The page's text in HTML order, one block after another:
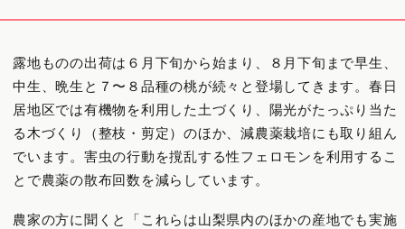
露地ものの出荷は６月下旬から始まり、８月下旬まで早生、
中生、晩生と７〜８品種の桃が続々と登場してきます。春日
居地区では有機物を利用した土づくり、陽光がたっぷり当た
る木づくり（整枝・剪定）のほか、減農薬栽培にも取り組ん
でいます。害虫の行動を撹乱する性フェロモンを利用するこ
とで農薬の散布回数を減らしています。
農家の方に聞くと「これらは山梨県内のほかの産地でも実施